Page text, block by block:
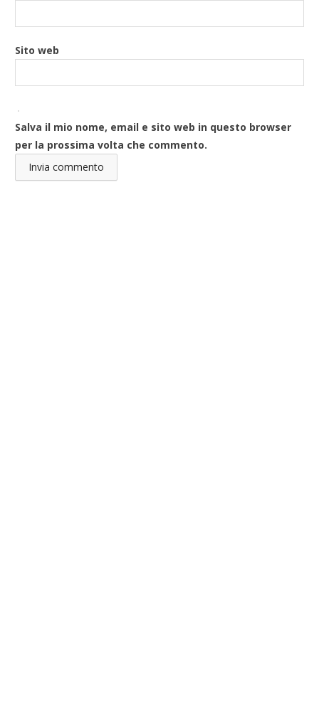
Sito web
Salva il mio nome, email e sito web in questo browser
per la prossima volta che commento.